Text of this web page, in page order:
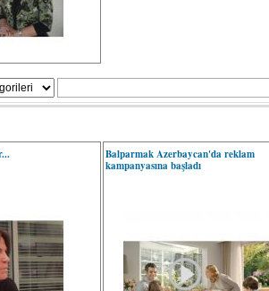
Balparmak Azerbaycan'da reklam
kampanyasına başladı